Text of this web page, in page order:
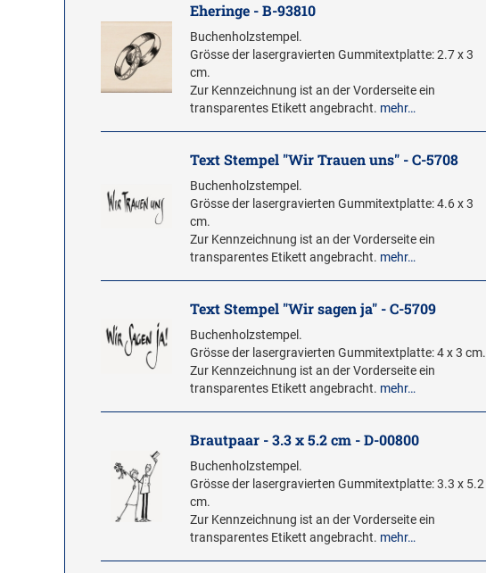
Eheringe - B-93810
Buchenholzstempel.
Grösse der lasergravierten Gummitextplatte: 2.7 x 3
cm.
Zur Kennzeichnung ist an der Vorderseite ein
transparentes Etikett angebracht. mehr…
Text Stempel "Wir Trauen uns" - C-5708
Buchenholzstempel.
Grösse der lasergravierten Gummitextplatte: 4.6 x 3
cm.
Zur Kennzeichnung ist an der Vorderseite ein
transparentes Etikett angebracht. mehr…
Text Stempel "Wir sagen ja" - C-5709
Buchenholzstempel.
Grösse der lasergravierten Gummitextplatte: 4 x 3 cm.
Zur Kennzeichnung ist an der Vorderseite ein
transparentes Etikett angebracht. mehr…
Brautpaar - 3.3 x 5.2 cm - D-00800
Buchenholzstempel.
Grösse der lasergravierten Gummitextplatte: 3.3 x 5.2
cm.
Zur Kennzeichnung ist an der Vorderseite ein
transparentes Etikett angebracht. mehr…